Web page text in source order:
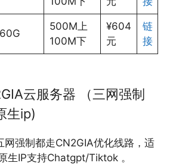
500M上
100M下
¥604
元
链
接
云服务器 （三网强制
生ip)
网强制都走CN2GIA优化线路，适
生IP支持Chatgpt/Tiktok 。